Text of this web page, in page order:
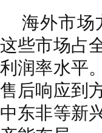
海外市场
这些市场占
利润率水平
售后响应到
中东非等新